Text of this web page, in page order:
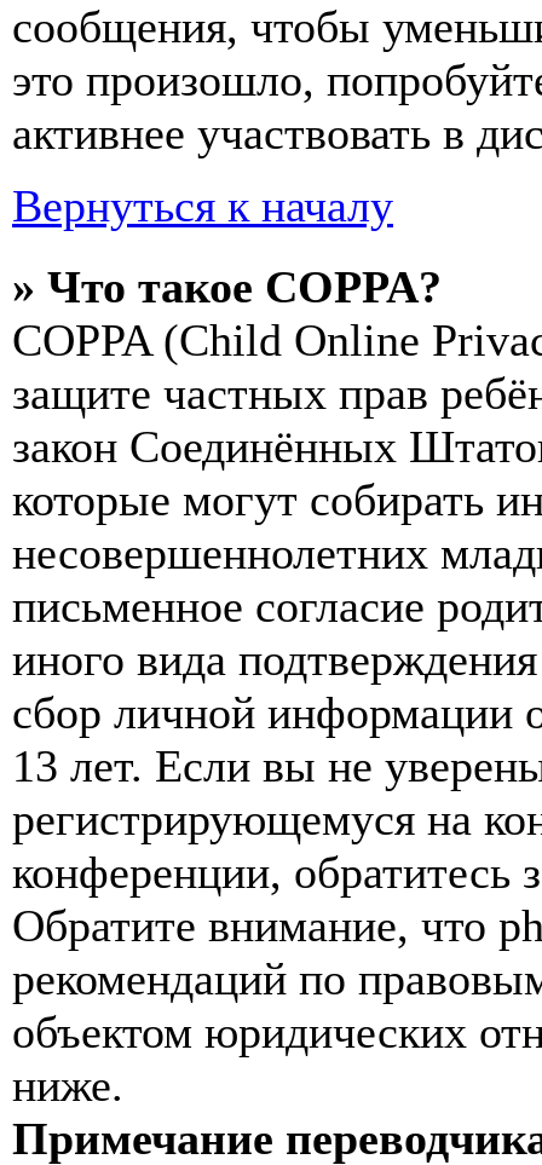
сообщения, чтобы
это произошло,
активнее участвовать в
Вернуться к началу
» Что такое COPPA?
COPPA (Child Online
защите частных прав
закон Соединённых
которые могут собирать
несовершеннолетних
письменное согласие
иного вида
сбор личной информации
13 лет. Если вы не
регистрирующемуся на
конференции, обратитесь
Обратите внимание, что
рекомендаций по
объектом юридических
ниже.
Примечание